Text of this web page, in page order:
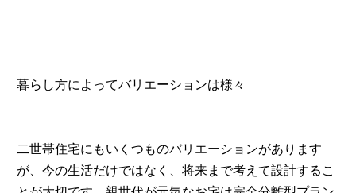
暮らし方によってバリエーションは様々
二世帯住宅にもいくつものバリエーションがあります
が、今の生活だけではなく、将来まで考えて設計するこ